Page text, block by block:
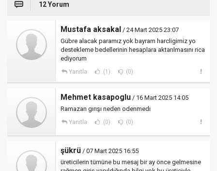
12 Yorum
Mustafa aksakal / 24 Mart 2025 23:07
Gübre alacak paramız yok bayram harcligimiz yo
destekleme bedellerinin hesaplara aktarılmasını rica
ediyorum
Yanıtla (1) (0)
Mehmet kasapoglu / 16 Mart 2025 14:05
Ramazan gırışı neden odenmedı
Yanıtla (0) (0)
şükrü / 07 Mart 2025 16:55
üreticilerin tümüne bu mesaj bir ay önce gelmesine